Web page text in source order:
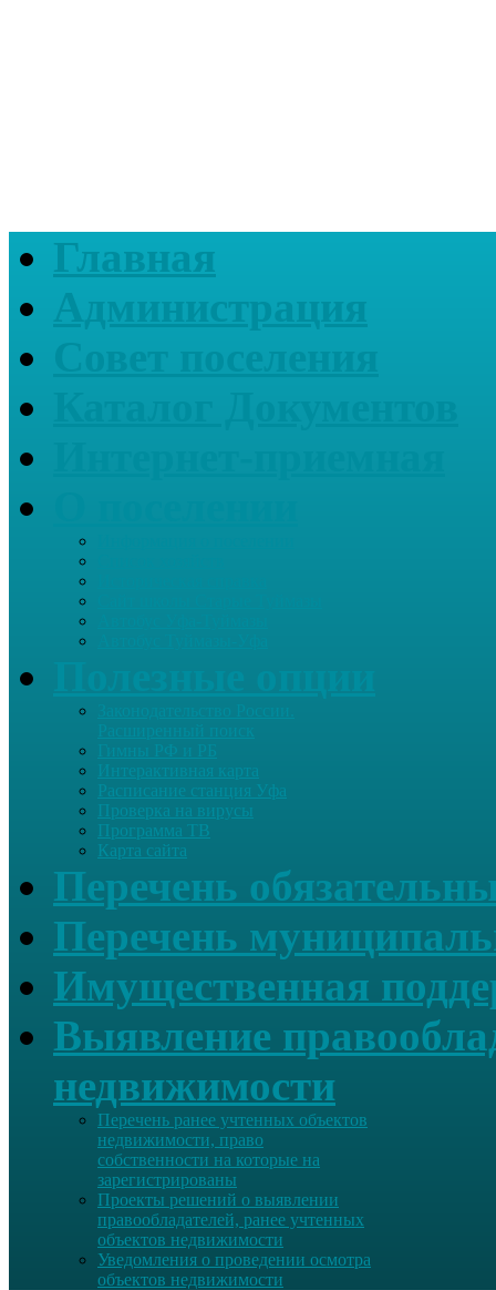
Главная
Администрация
Гимны РФ и РБ
Интерактивная карта
Расписание станция Уфа
Проверка на вирусы
Программа ТВ
Карта сайта
Перечень
Перечень
Имущественная
Выявление
недвижимости
Перечень ранее учтенных объектов
недвижимости, право
собственности на которые на
зарегистрированы
Проекты решений о выявлении
правообладателей, ранее учтенных
объектов недвижимости
Уведомления о проведении осмотра
объектов недвижимости